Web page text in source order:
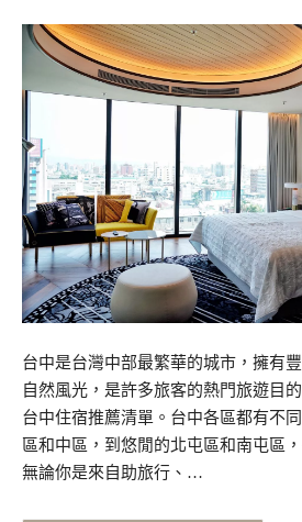
台中是台灣中部最繁華的城市，擁有
自然風光，是許多旅客的熱門旅遊目
台中住宿推薦清單。台中各區都有不
區和中區，到悠閒的北屯區和南屯區
無論你是來自助旅行、…